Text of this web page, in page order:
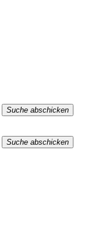
Suche abschicken
Suche abschicken